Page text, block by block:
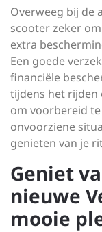
Overweeg bij de
scooter zeker
extra
Een goede
financiële
tijdens het rijden
om voorbereid
onvoorziene
genieten van je
Geniet
nieuwe
mooie